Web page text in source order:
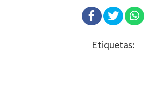
Etiquetas: